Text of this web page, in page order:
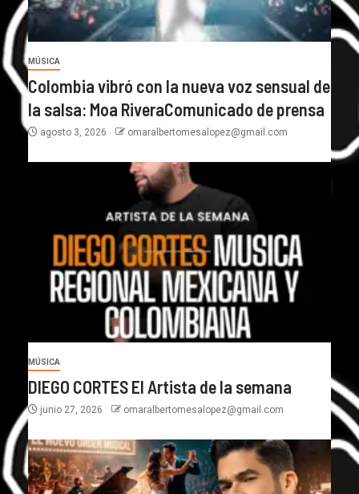
MÚSICA
Colombia vibró con la nueva voz sensual de
la salsa: Moa RiveraComunicado de prensa
agosto 3, 2026 omaralbertomesalopez@gmail.com
MÚSICA
DIEGO CORTES El Artista de la semana
junio 27, 2026 omaralbertomesalopez@gmail.com